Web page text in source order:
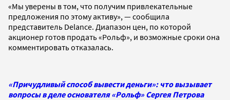
«Мы уверены в том, что получим привлекательные
предложения по этому активу», — сообщила
представитель Delance. Диапазон цен, по которой
акционер готов продать «Рольф», и возможные сроки она
комментировать отказалась.
«Причудливый способ вывести деньги»: что вызывает
вопросы в деле основателя «Рольф» Сергея Петрова